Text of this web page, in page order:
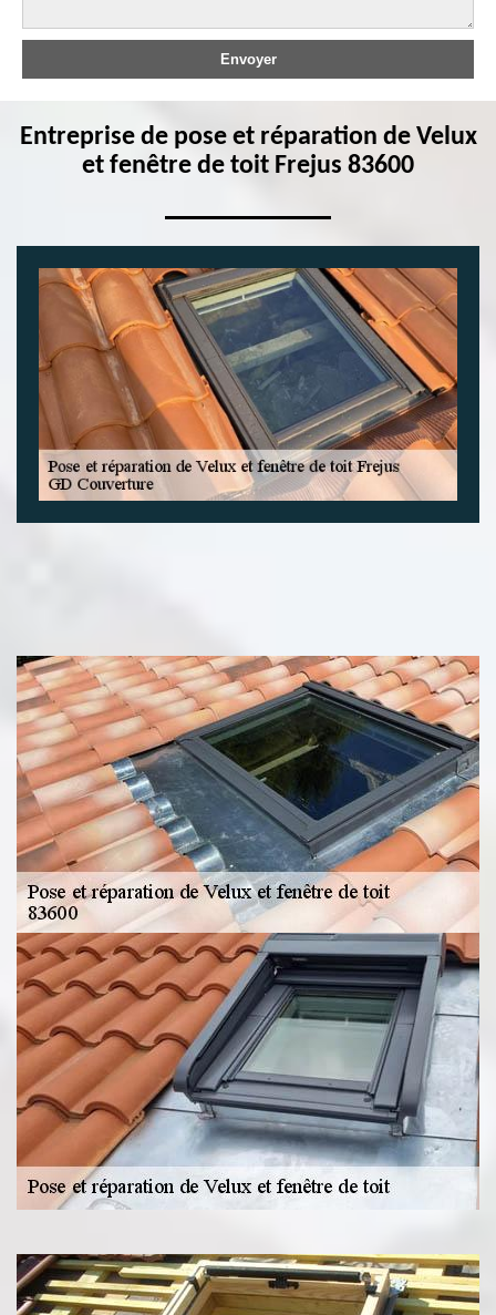
Entreprise de pose et réparation de Velux
et fenêtre de toit Frejus 83600